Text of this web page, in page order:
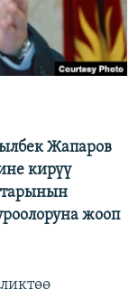
Жапаров
кирүү
жооп